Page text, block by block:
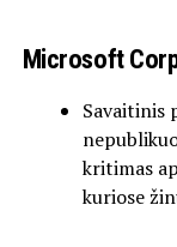
Microsoft
Savaitinis
kritimas
kuriose